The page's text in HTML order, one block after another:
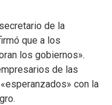
de la
que a los
los gobiernos».
de las
con la